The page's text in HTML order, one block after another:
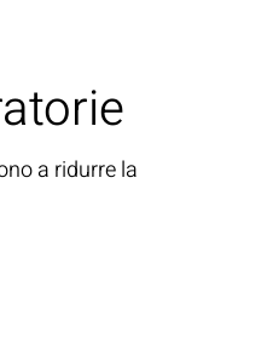
a ridurre la